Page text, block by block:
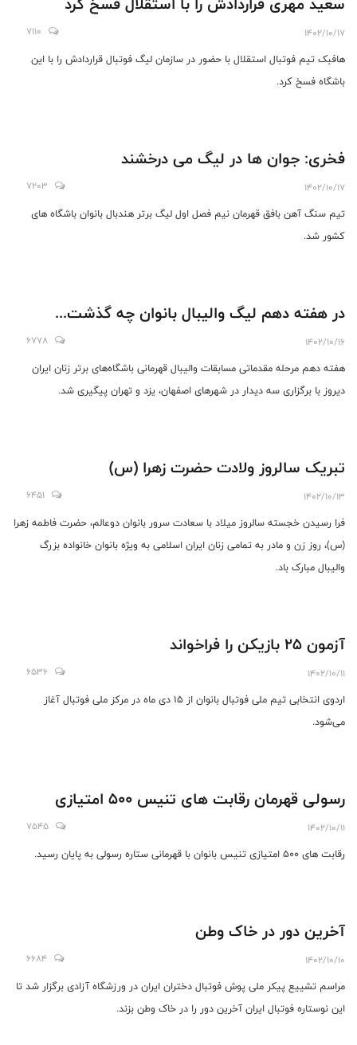
1402/10/17
7110
هافبک تیم فوتبال استقلال با حضور در سازمان لیگ فوتبال قراردادش را با این
باشگاه فسخ کرد.
فخری: جوان ها در لیگ می درخشند
1402/10/17
7203
تیم سنگ آهن بافق قهرمان نیم فصل اول لیگ برتر هندبال بانوان باشگاه های
کشور شد.
در هفته دهم لیگ والیبال بانوان چه گذشت...
1402/10/16
6778
هفته دهم مرحله مقدماتی مسابقات والیبال قهرمانی باشگاه‌های برتر زنان ایران
دیروز با برگزاری سه دیدار در شهرهای اصفهان، یزد و تهران پیگیری شد.
تبریک سالروز ولادت حضرت زهرا (س)
1402/10/13
6451
فرا رسیدن خجسته سالروز میلاد با سعادت سرور بانوان دوعالم، حضرت فاطمه زهرا
(س)، روز زن و مادر به تمامی زنان ایران اسلامی به ویژه بانوان خانواده بزرگ
والیبال مبارک باد.
آزمون 25 بازیکن را فراخواند
1402/10/11
6536
اردوی انتخابی تیم ملی فوتبال بانوان از ۱۵ دی ماه در مرکز ملی فوتبال آغاز
می‌شود.
رسولی قهرمان رقابت های تنیس ۵۰۰ امتیازی
1402/10/11
7545
رقابت های ۵۰۰ امتیازی تنیس بانوان با قهرمانی ستاره رسولی به پایان رسید.
آخرین دور در خاک وطن
1402/10/10
6684
مراسم تشییع پیکر ملی پوش فوتبال دختران ایران در ورزشگاه آزادی برگزار شد تا
این نوستاره فوتبال ایران آخرین دور را در خاک وطن بزند.